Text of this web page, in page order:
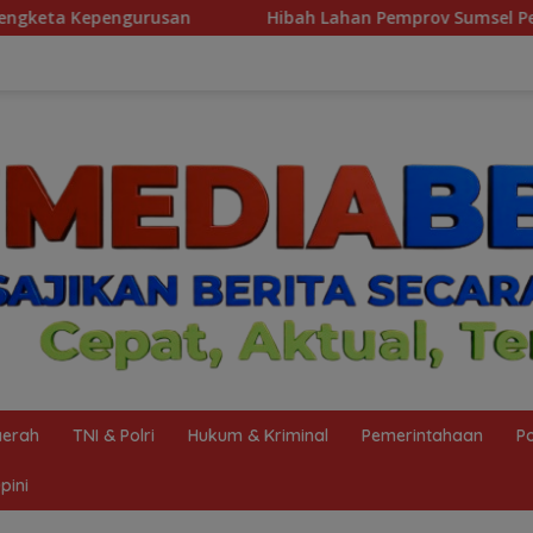
Lahan Pemprov Sumsel Perkuat Transformasi Pelayanan
TNI & Polri Hukum & Kriminal Pemerintahaan